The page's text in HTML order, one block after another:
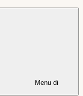
Menu di